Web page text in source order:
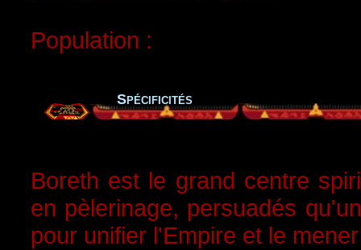
Population :
Spécificités
Boreth est le grand centre
en pèlerinage, persuadés
pour unifier l'Empire et le